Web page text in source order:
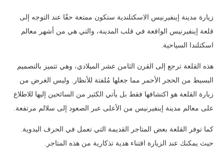
زيارة مدينة إينفيرنيس الاسكتلندية ستكون ممتعة حقًا عند التوجه إلى
قلعة إينفيرنيس الواقعة في قلب المدينة، والتي هي من أشهر معالم
اسكتلندا السياحية.
هذه القلعة ترجع إلى القرن الثامن عشر الميلادي، وهي تتميز بالتصميم
البسيط من الحجر الأحمر مما جعلها مُلفتة للأنظار. وليس الغرض من
زيارة القلعة هو اكتشافها فقط بل يأتي الكثير من السائحين إليها للاطلاع
على معالم مدينة إينفيرنيس من الأعلى عبر الصعود إلى سلالم مرتفعة.
كما توفر القلعة بعض المتاجر القديمة التي تعمل في الحرف اليدوية.
حيث يمكنك عند الزيارة اقتناء هدية تذكارية من هذه المتاجر.